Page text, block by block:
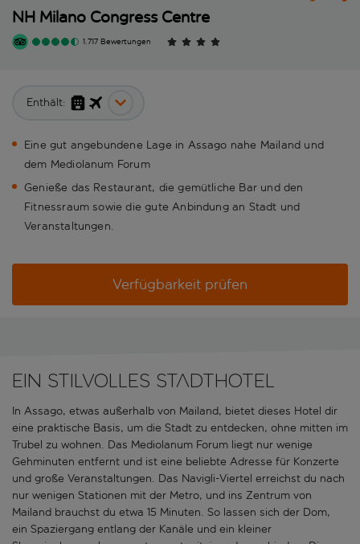
NH Milano Congress Centre
1.717 Bewertungen
Enthält:
Eine gut angebundene Lage in Assago nahe Mailand und
dem Mediolanum Forum
Genieße das Restaurant, die gemütliche Bar und den
Fitnessraum sowie die gute Anbindung an Stadt und
Veranstaltungen.
Verfügbarkeit prüfen
Ein stilvolles Stadthotel
In Assago, etwas außerhalb von Mailand, bietet dieses Hotel dir
eine praktische Basis, um die Stadt zu entdecken, ohne mitten im
Trubel zu wohnen. Das Mediolanum Forum liegt nur wenige
Gehminuten entfernt und ist eine beliebte Adresse für Konzerte
und große Veranstaltungen. Das Navigli-Viertel erreichst du nach
nur wenigen Stationen mit der Metro, und ins Zentrum von
Mailand brauchst du etwa 15 Minuten. So lassen sich der Dom,
ein Spaziergang entlang der Kanäle und ein kleiner